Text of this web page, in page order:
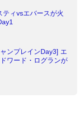
ィvsエバースが火
ンプレインDay3] エ
ワード・ログランが